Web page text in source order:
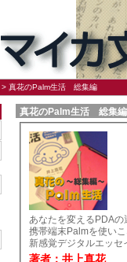
> 真花のPalm生活 総集編
真花のPalm生活 総集編
あなたを変えるPDA
携帯端末Palmを使い
新感覚デジタルエッセ
著者：井上真花